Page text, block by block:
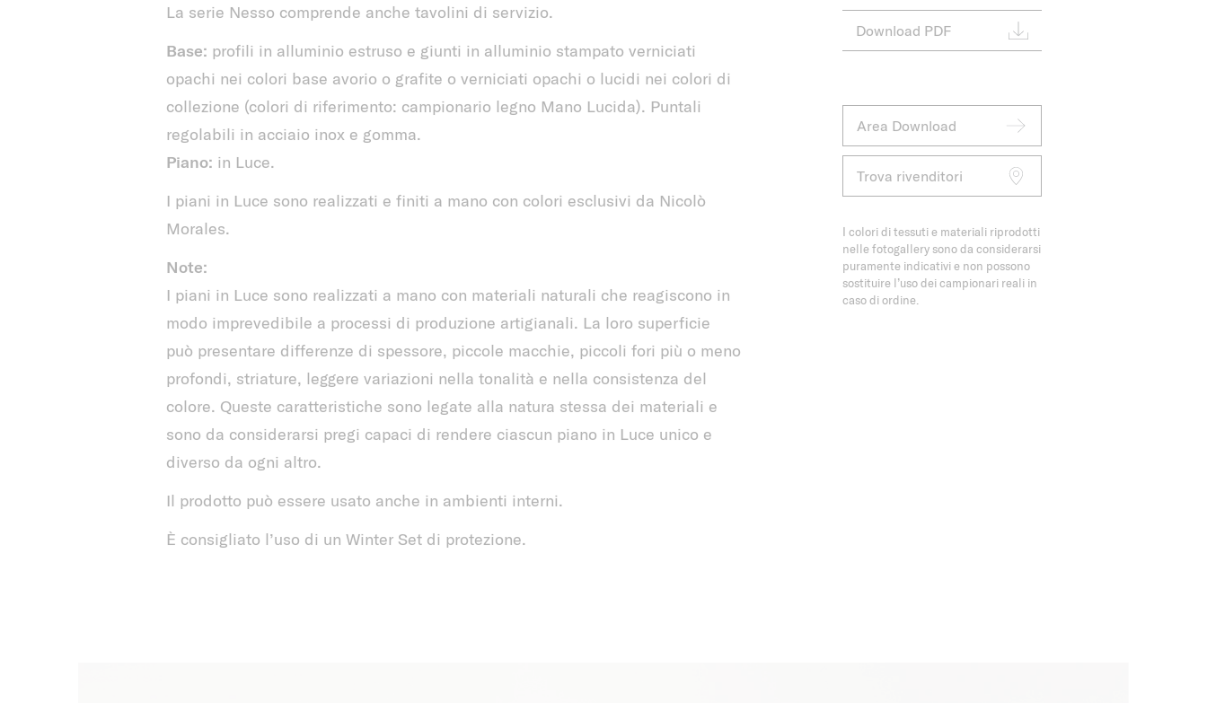
La serie Nesso comprende anche tavolini di servizio.
Base: profili in alluminio estruso e giunti in alluminio stampato verniciati
opachi nei colori base avorio o grafite o verniciati opachi o lucidi nei colori di
collezione (colori di riferimento: campionario legno Mano Lucida). Puntali
regolabili in acciaio inox e gomma.
Piano: in Luce.
I piani in Luce sono realizzati e finiti a mano con colori esclusivi da Nicolò
Morales.
Note:
I piani in Luce sono realizzati a mano con materiali naturali che reagiscono in
modo imprevedibile a processi di produzione artigianali. La loro superficie
può presentare differenze di spessore, piccole macchie, piccoli fori più o meno
profondi, striature, leggere variazioni nella tonalità e nella consistenza del
colore. Queste caratteristiche sono legate alla natura stessa dei materiali e
sono da considerarsi pregi capaci di rendere ciascun piano in Luce unico e
diverso da ogni altro.
Il prodotto può essere usato anche in ambienti interni.
È consigliato l’uso di un Winter Set di protezione.
Download PDF
Area Download
Trova rivenditori
I colori di tessuti e materiali riprodotti
nelle fotogallery sono da considerarsi
puramente indicativi e non possono
sostituire l’uso dei campionari reali in
caso di ordine.